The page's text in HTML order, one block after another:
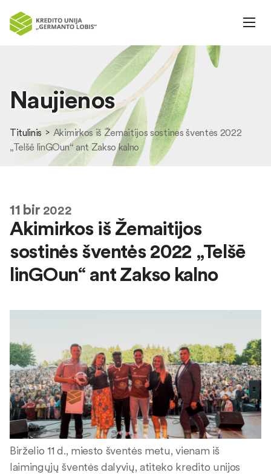
Naujienos
Titulinis
Akimirkos iš Žemaitijos sostinės šventės 2022
„Telšē linGOun“ ant Zakso kalno
11bir 2022
Akimirkos iš Žemaitijos
sostinės šventės 2022 „Telšē
linGOun“ ant Zakso kalno
Birželio 11 d., miesto šventės metu, vienam iš
laimingųjų šventės dalyvių, atiteko kredito unijos